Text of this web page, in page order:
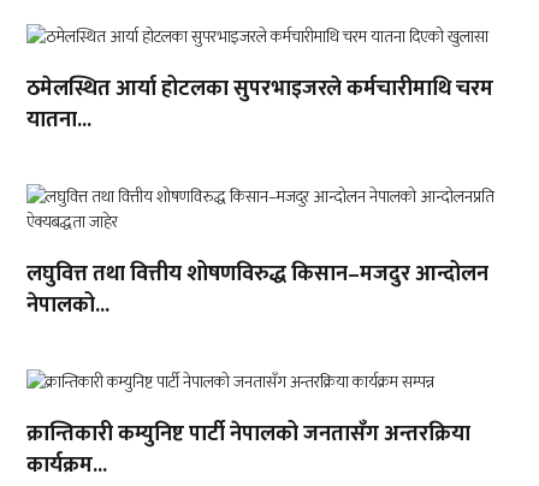
ठमेलस्थित आर्या होटलका सुपरभाइजरले कर्मचारीमाथि चरम
यातना...
लघुवित्त तथा वित्तीय शोषणविरुद्ध किसान–मजदुर आन्दोलन
नेपालको...
क्रान्तिकारी कम्युनिष्ट पार्टी नेपालको जनतासँग अन्तरक्रिया
कार्यक्रम...